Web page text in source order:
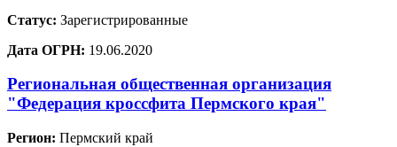
Статус: Зарегистрированные
Дата ОГРН: 19.06.2020
Региональная общественная организация
"Федерация кроссфита Пермского края"
Регион: Пермский край